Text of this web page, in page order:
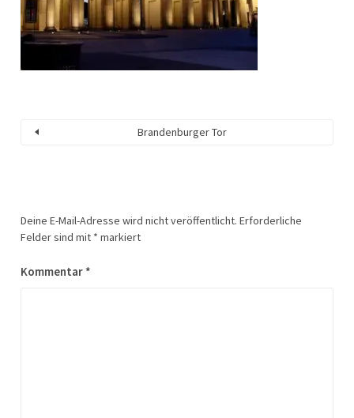
Brandenburger Tor
Deine E-Mail-Adresse wird nicht veröffentlicht. Erforderliche
Felder sind mit * markiert
Kommentar *